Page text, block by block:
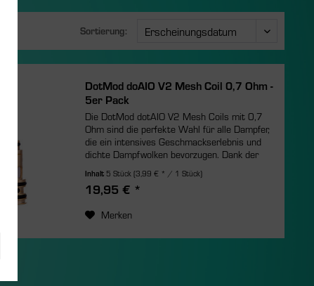
Sortierung:
DotMod doAIO V2 Mesh Coil 0,7 Ohm -
5er Pack
Die DotMod dotAIO V2 Mesh Coils mit 0,7
Ohm sind die perfekte Wahl für alle Dampfer,
die ein intensives Geschmackserlebnis und
dichte Dampfwolken bevorzugen. Dank der
gleichmäßig verdampft, was...
Inhalt 5 Stück(3,99 € * / 1 Stück)
19,95 € *
Merken